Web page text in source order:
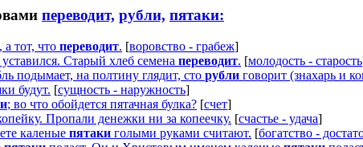
переводит, рубли, пятаки:
а тот, что переводит. [воровство - грабеж]
Старый хлеб семена переводит. [молодость - старость
подымает, на полтину глядит, сто рубли говорит (знахарь и
будут. [сущность - наружность]
; во что обойдется пятачная булка? [счет]
Пропали денежки ни за копеечку. [счастье - удача]
каленые пятаки голыми руками считают. [богатство -